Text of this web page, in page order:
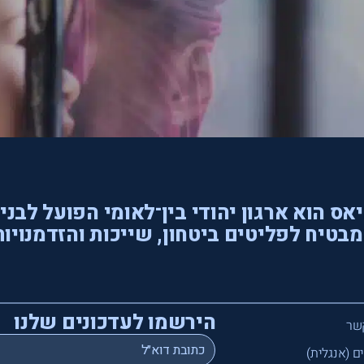
הוא ארגון יהודי בין־לאומי הפועל
לפליטים ביטחון, שייכות
(אנגלית)
הירשמו לעדכונים שלנו
Email
*